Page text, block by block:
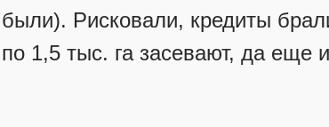
Рисковали, кредиты
1,5 тыс. га засевают, да еще